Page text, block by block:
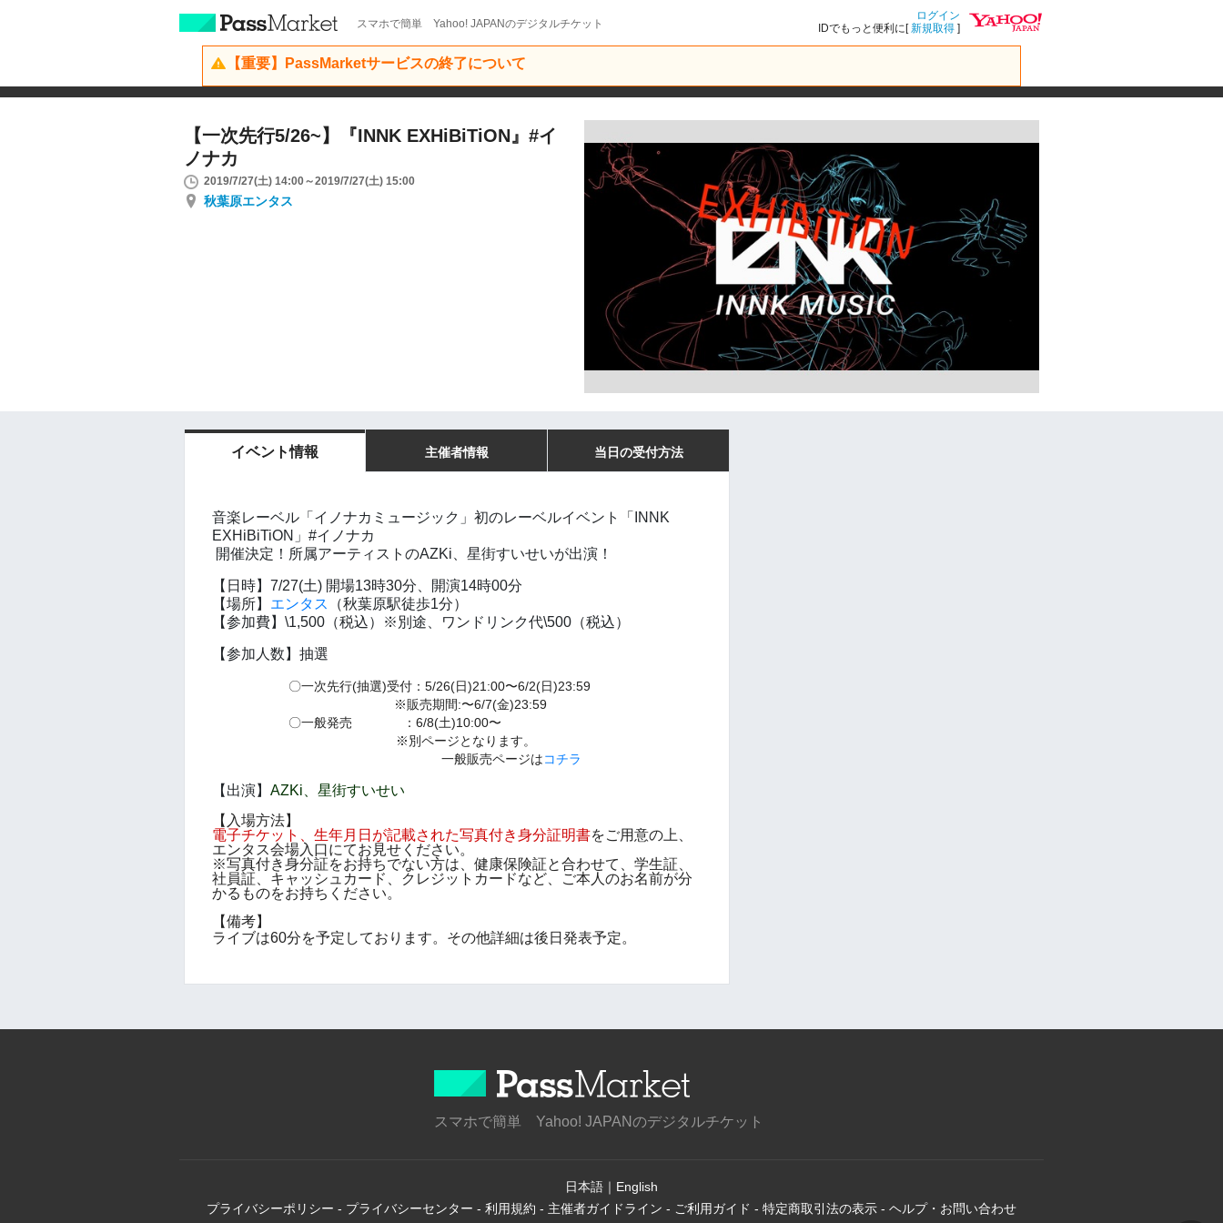
スマホで簡単 Yahoo! JAPANのデジタルチケット
ログイン
IDでもっと便利に[新規取得 ]
【重要】PassMarketサービスの終了について
【一次先行5/26~】『INNK EXHiBiTiON』#イ
ノナカ
2019/7/27(土) 14:00～2019/7/27(土) 15:00
秋葉原エンタス
イベント情報 主催者情報 当日の受付方法
音楽レーベル「イノナカミュージック」初のレーベルイベント「INNK
EXHiBiTiON」#イノナカ
開催決定！所属アーティストのAZKi、星街すいせいが出演！
【日時】7/27(土) 開場13時30分、開演14時00分
【場所】 エンタス
（秋葉原駅徒歩1分）
【参加費】\1,500（税込）※別途、ワンドリンク代\500（税込）
【参加人数】抽選
〇一次先行(抽選)受付：5/26(日)21:00〜6/2(日)23:59
※販売期間:〜6/7(金)23:59
〇一般発売 ：6/8(土)10:00〜
※別ページとなります。
一般販売ページはコチラ
【出演】 AZKi、星街すいせい
【入場方法】
電子チケット、生年月日 が記載された写真付き身分証明書をご用意の上、
エンタス会場入口にてお見せください。
※写真付き身分証をお持ちでない方は、健康保険証と合わせて、学生証、
社員証、キャッシュカード、クレジットカードなど、ご本人のお名前が分
かるものをお持ちください。
【備考】
ライブは60分を予定しております。その他詳細は後日発表予定。
スマホで簡単 Yahoo! JAPANのデジタルチケット
日本語 ｜ English
プライバシーポリシー - プライバシーセンター - 利用規約 - 主催者ガイドライン - ご利用ガイド - 特定商取引法の表示 - ヘルプ・お問い合わせ